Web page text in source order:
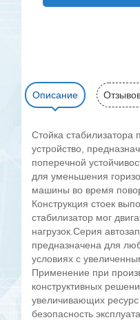
Описание
Стойка стабилизатора
устройство,
поперечной
для уменьшения
машины во время
Конструкция стоек
стабилизатор мог
нагрузок.Серия
предназначена для
условиях с
Применение при
конструктивных
увеличивающих
безопасность